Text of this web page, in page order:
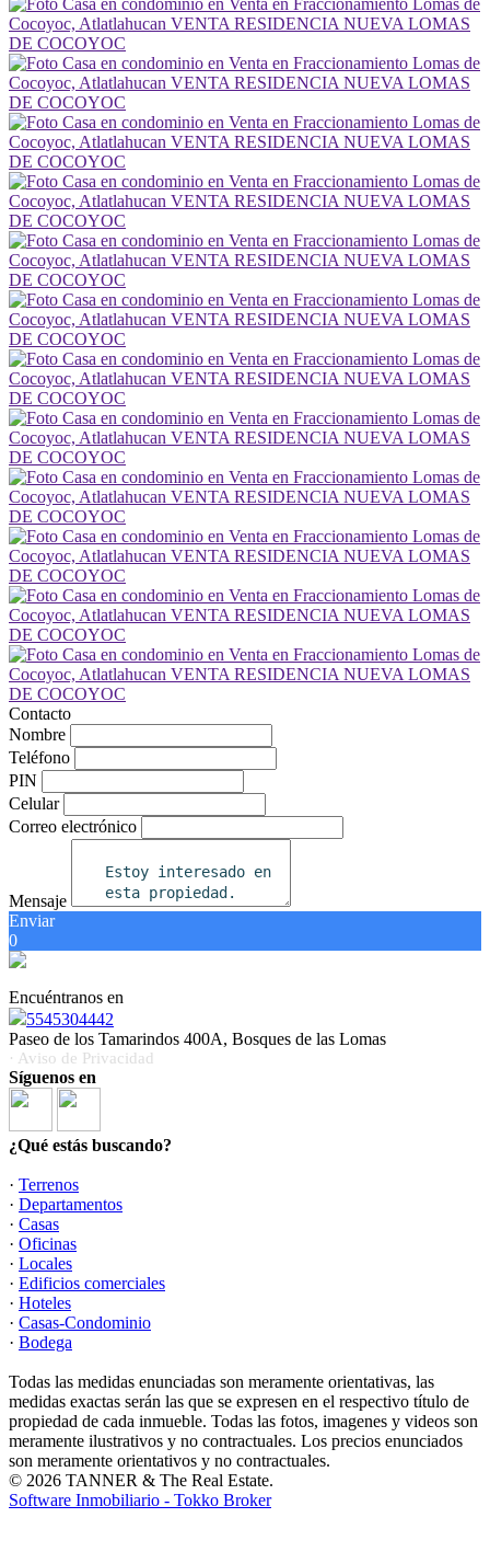
Contacto
Nombre
Teléfono
PIN
Celular
Correo electrónico
Mensaje
Enviar
0
Encuéntranos en
5545304442
Paseo de los Tamarindos 400A, Bosques de las Lomas
· Aviso de Privacidad
Síguenos en
¿Qué estás buscando?
· Terrenos
· Departamentos
· Casas
· Oficinas
· Locales
· Edificios comerciales
· Hoteles
· Casas-Condominio
· Bodega
Todas las medidas enunciadas son meramente orientativas, las
medidas exactas serán las que se expresen en el respectivo título de
propiedad de cada inmueble. Todas las fotos, imagenes y videos son
meramente ilustrativos y no contractuales. Los precios enunciados
son meramente orientativos y no contractuales.
© 2026 TANNER & The Real Estate.
Software Inmobiliario - Tokko Broker